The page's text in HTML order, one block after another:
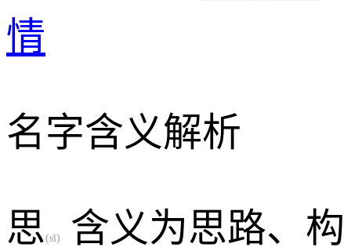
情
名字含义解析
思 (sī)
含义为思路、构